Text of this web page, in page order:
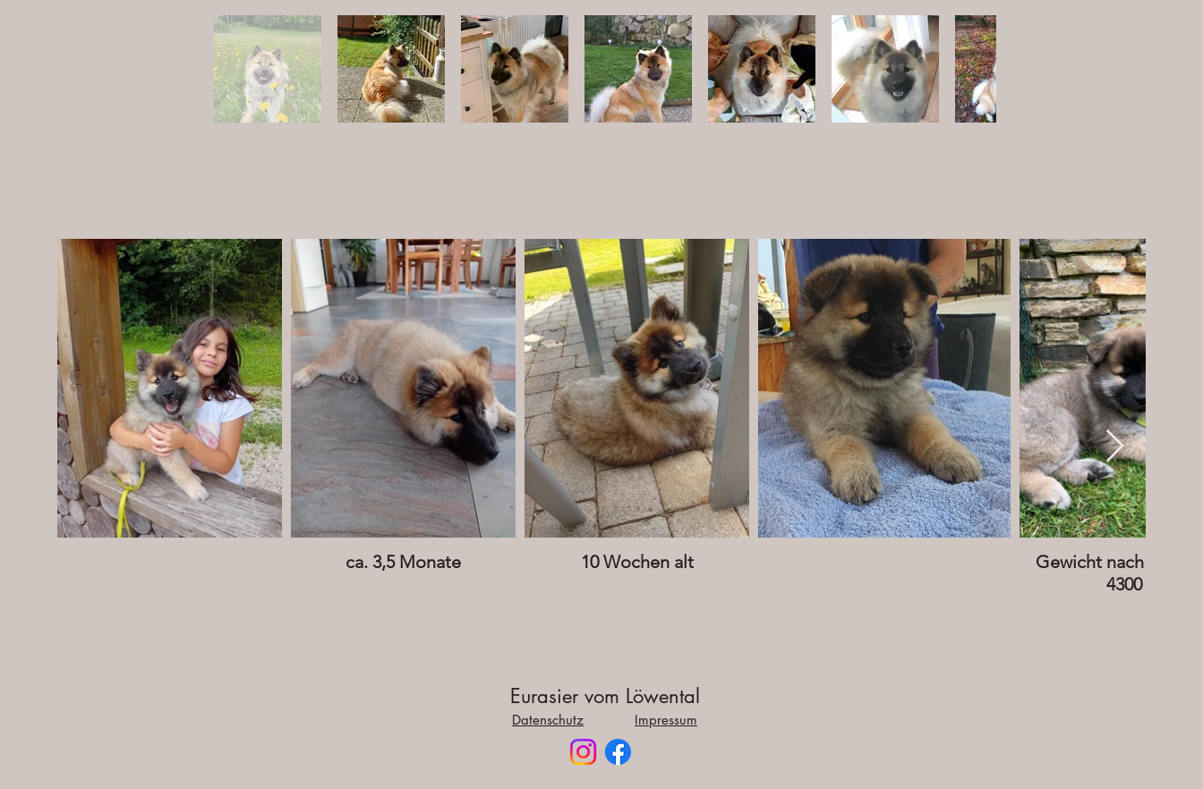
ca. 3,5 Monate 10 Wochen alt
Gewicht nach 8
4300 g
Eurasier vom Löwental
Datenschutz Impressum